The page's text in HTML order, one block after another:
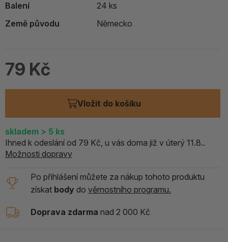
Balení
24 ks
Země původu
Německo
79 Kč
Vložit do košíku
skladem > 5 ks
Ihned k odeslání od 79 Kč, u vás doma již v úterý 11.8..
Možnosti dopravy
Po přihlášení můžete za nákup tohoto produktu
získat body do věrnostního programu.
Doprava zdarma nad 2 000 Kč